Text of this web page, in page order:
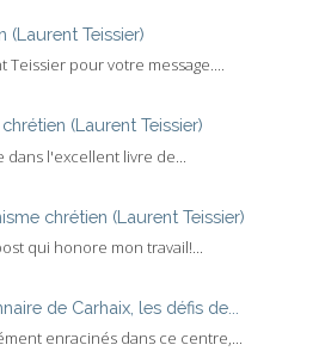
(Laurent Teissier)
pour votre message....
(Laurent Teissier)
l'excellent livre de...
chrétien (Laurent Teissier)
qui honore mon travail!...
de Carhaix, les défis de...
enracinés dans ce centre,...